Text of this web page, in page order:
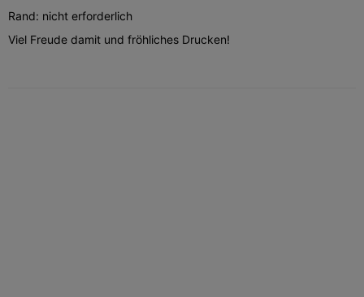
Rand: nicht erforderlich
Viel Freude damit und fröhliches Drucken!